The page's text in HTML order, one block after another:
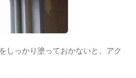
しっかり塗っておかないと、アク